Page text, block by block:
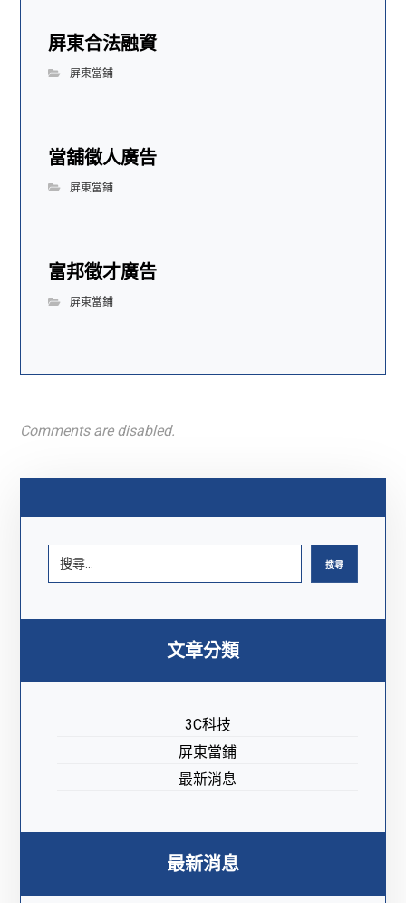
屏東合法融資
屏東當鋪
當舖徵人廣告
屏東當鋪
富邦徵才廣告
屏東當鋪
Comments are disabled.
搜尋
文章分類
3C科技
屏東當鋪
最新消息
最新消息